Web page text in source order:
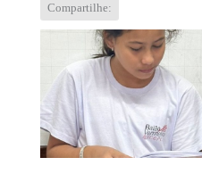
Compartilhe: